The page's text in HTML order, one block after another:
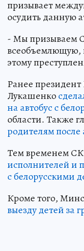
призывает
осудить данную
- Мы призываем
всеобъемлющую,
этому
Ранее
Лукашенко
на автобус с
области. Также
родителям
Тем временем
исполнителей и
с белорусскими
Кроме того,
выезду детей за